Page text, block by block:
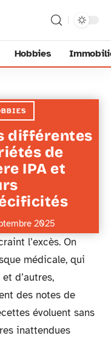
Hobbies
différentes
de
IPA et
2025
l’excès. On
médicale, qui
d’autres,
des notes de
évoluent sans
inattendues